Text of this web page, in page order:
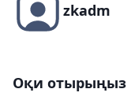
zkadm
Оқи отырыңыз